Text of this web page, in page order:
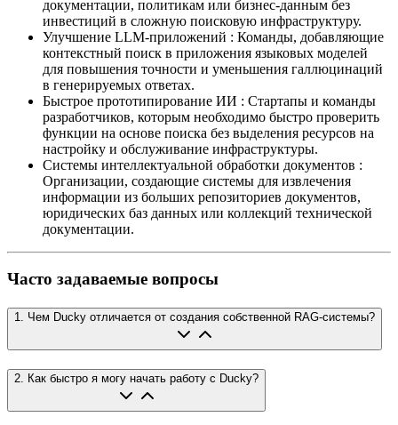
документации, политикам или бизнес-данным без
инвестиций в сложную поисковую инфраструктуру.
Улучшение LLM-приложений : Команды, добавляющие
контекстный поиск в приложения языковых моделей
для повышения точности и уменьшения галлюцинаций
в генерируемых ответах.
Быстрое прототипирование ИИ : Стартапы и команды
разработчиков, которым необходимо быстро проверить
функции на основе поиска без выделения ресурсов на
настройку и обслуживание инфраструктуры.
Системы интеллектуальной обработки документов :
Организации, создающие системы для извлечения
информации из больших репозиториев документов,
юридических баз данных или коллекций технической
документации.
Часто задаваемые вопросы
1 Чем Ducky отличается от создания собственной RAG-системы?
2 Как быстро я могу начать работу с Ducky?